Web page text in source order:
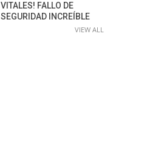
VITALES! FALLO DE
SEGURIDAD INCREÍBLE
VIEW ALL